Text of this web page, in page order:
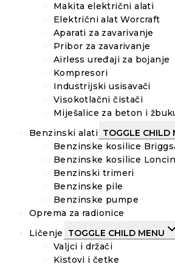
Makita električni alati
Električni alat Worcraft
Aparati za zavarivanje
Pribor za zavarivanje
Airless uređaji za bojanje
Kompresori
Industrijski usisavači
Visokotlačni čistači
Miješalice za beton i
Benzinski alati TOGGLE CHILD
Benzinske kosilice
Benzinske kosilice Loncin
Benzinski trimeri
Benzinske pile
Benzinske pumpe
Oprema za radionice
Ličenje
TOGGLE CHILD MENU
Valjci i držači
Kistovi i četke